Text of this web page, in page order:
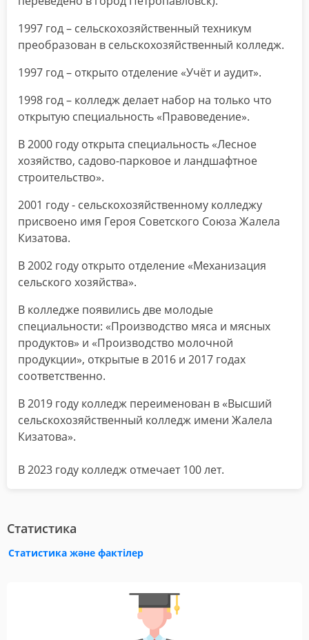
1997 год – сельскохозяйственный техникум
преобразован в сельскохозяйственный колледж.
1997 год – открыто отделение «Учёт и аудит».
1998 год – колледж делает набор на только что
открытую специальность «Правоведение».
В 2000 году открыта специальность «Лесное
хозяйство, садово-парковое и ландшафтное
строительство».
2001 году - сельскохозяйственному колледжу
присвоено имя Героя Советского Союза Жалела
Кизатова.
В 2002 году открыто отделение «Механизация
сельского хозяйства».
В колледже появились две молодые
специальности: «Производство мяса и мясных
продуктов» и «Производство молочной
продукции», открытые в 2016 и 2017 годах
соответственно.
В 2019 году колледж переименован в «Высший
сельскохозяйственный колледж имени Жалела
Кизатова».
В 2023 году колледж отмечает 100 лет.
Статистика
Статистика және фактілер